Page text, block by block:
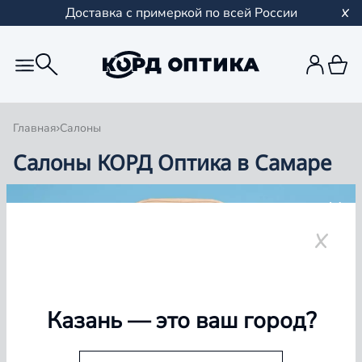
Доставка с примеркой по всей России
Главная Салоны
Салоны КОРД Оптика в Самаре
Группа компаний «Корд Оптика» - это более 100
Казань— это ваш город?